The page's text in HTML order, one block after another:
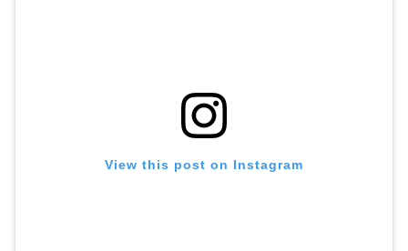
View this post on Instagram